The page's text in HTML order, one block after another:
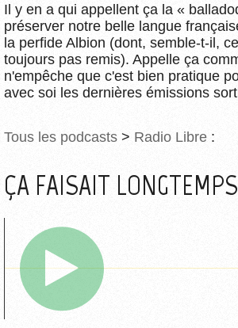
Il y en a qui appellent ça la «
préserver notre belle langue
la perfide Albion (dont, semble-t-il,
toujours pas remis). Appelle ça
n'empêche que c'est bien pratique
avec soi les dernières émissions
Tous les podcasts > Radio Libre :
ÇA FAISAIT LONGTEMPS